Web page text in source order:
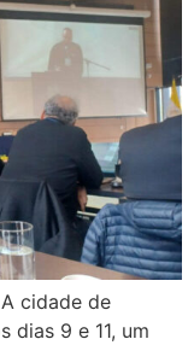
cidade de
dias 9 e 11, um